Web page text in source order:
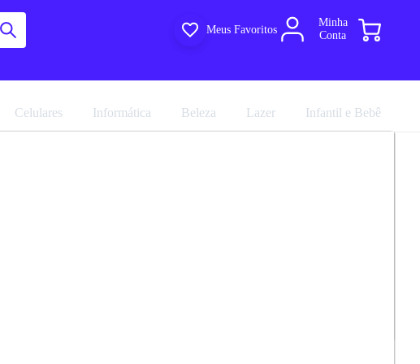
Meus Favoritos
Minha
Conta
Celulares Informática Beleza Lazer Infantil e Bebê